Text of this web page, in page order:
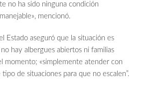
no ha sido ninguna condición
mencionó.
Estado aseguró que la situación es
hay albergues abiertos ni familias
momento; «simplemente atender con
de situaciones para que no escalen”.